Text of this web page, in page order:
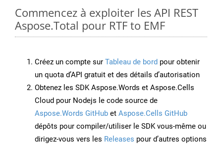
Commencez à exploiter les API REST
Aspose.Total pour RTF to EMF
Créez un compte sur Tableau de bord pour obtenir
un quota d’API gratuit et des détails d’autorisation
Obtenez les SDK Aspose.Words et Aspose.Cells
Cloud pour Nodejs le code source de
Aspose.Words GitHub et Aspose.Cells GitHub
dépôts pour compiler/utiliser le SDK vous-même ou
dirigez-vous vers les Releases pour d’autres options